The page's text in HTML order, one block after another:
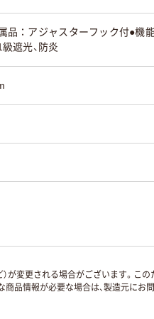
品：アジャスターフック付●機
級遮光、防炎
が変更される場合がございます。この
品情報が必要な場合は、製造元にお